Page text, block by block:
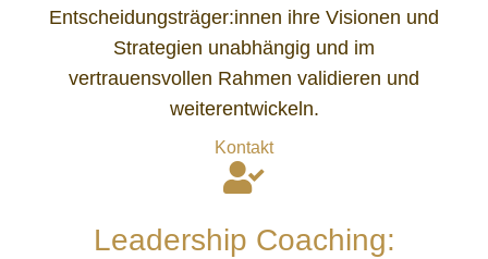
Entscheidungsträger:innen ihre Visionen und
Strategien unabhängig und im
vertrauensvollen Rahmen validieren und
weiterentwickeln.
Kontakt
Leadership Coaching: